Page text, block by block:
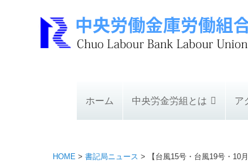
ホーム 中央労金労組とは ア
HOME > 書記局ニュース > 【台風15号・台風19号・10